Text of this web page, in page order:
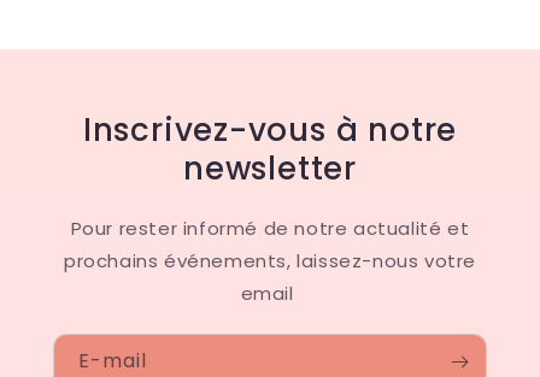
Inscrivez-vous à notre
newsletter
Pour rester informé de notre actualité et
prochains événements, laissez-nous votre
email
E-mail